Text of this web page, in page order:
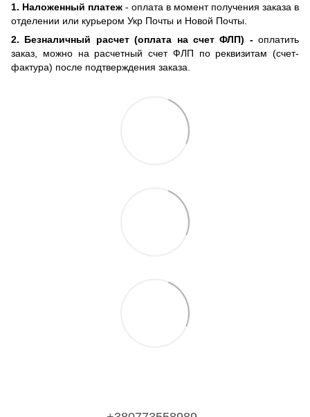
1. Наложенный платеж - оплата в момент получения заказа в
отделении или курьером Укр Почты и Новой Почты.
2. Безналичный расчет (оплата на счет ФЛП) -оплатить
заказ, можно на расчетный счет ФЛП по реквизитам (счет-
фактура) после подтверждения заказа.